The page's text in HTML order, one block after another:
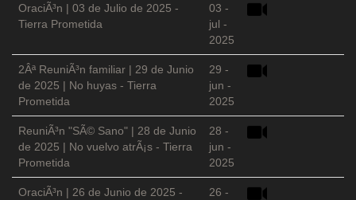
OraciÃ³n | 03 de Julio de 2025 -
Tierra Prometida
03 -
jul -
2025
2Âª ReuniÃ³n familiar | 29 de Junio
de 2025 | No huyas - Tierra
Prometida
29 -
jun -
2025
ReuniÃ³n "SÃ© Sano" | 28 de Junio
de 2025 | No vuelvo atrÃ¡s - Tierra
Prometida
28 -
jun -
2025
OraciÃ³n | 26 de Junio de 2025 -
26 -